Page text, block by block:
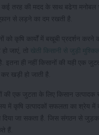
कई तरह की मदद के साथ बढेगा मनोबल
से लड़ने का दम रखती है.
को कृषि कार्यों में बखूबी प्रदर्शन करने
जाएं, तो खेती किसानी से जुड़ी
इतना ही नहीं किसानों की यही एक
खड़ी हो जाती है.
की एक जुटता के लिए किसान
कृषि उत्पादकों सफलता का श्रेय में
दिया जा सकता है. जिस संगठन से
हैं.